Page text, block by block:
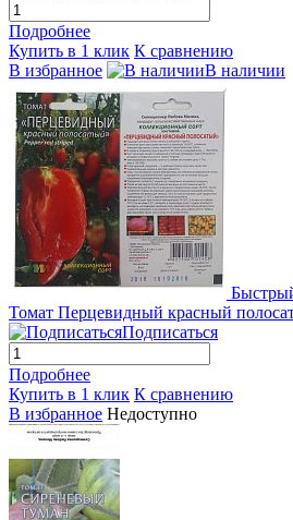
Подробнее
Купить в 1 клик К сравнению
В избранное
В наличии
Томат Перцевидный красный
Подписаться
Подробнее
Купить в 1 клик К сравнению
В избранное Недоступно